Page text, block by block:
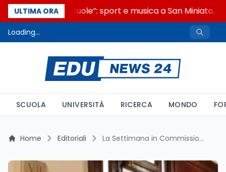
ULTIMA ORA
“Noi siamo le Scuole”: sport e musica a San Miniato,
Loading...
SCUOLA UNIVERSITÀ RICERCA MONDO
Home Editoriali La Settimana in Commissione Cultura e Ricerca al Senato